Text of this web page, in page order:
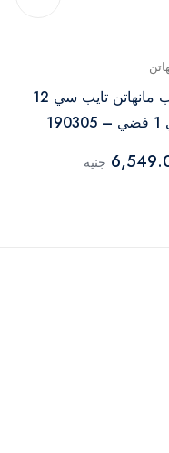
هاب مانهاتن تايب سي 12
جنيه